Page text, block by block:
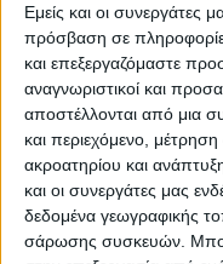
Εμείς και οι συνεργάτες
πρόσβαση σε
και επεξεργαζόμαστε
αναγνωριστικοί και
αποστέλλονται από μια
και περιεχόμενο,
ακροατηρίου και
και οι συνεργάτες μας
δεδομένα γεωγραφικής
σάρωσης συσκευών.
Τελευταίες
ΑΓΩΝ
Όλες οι